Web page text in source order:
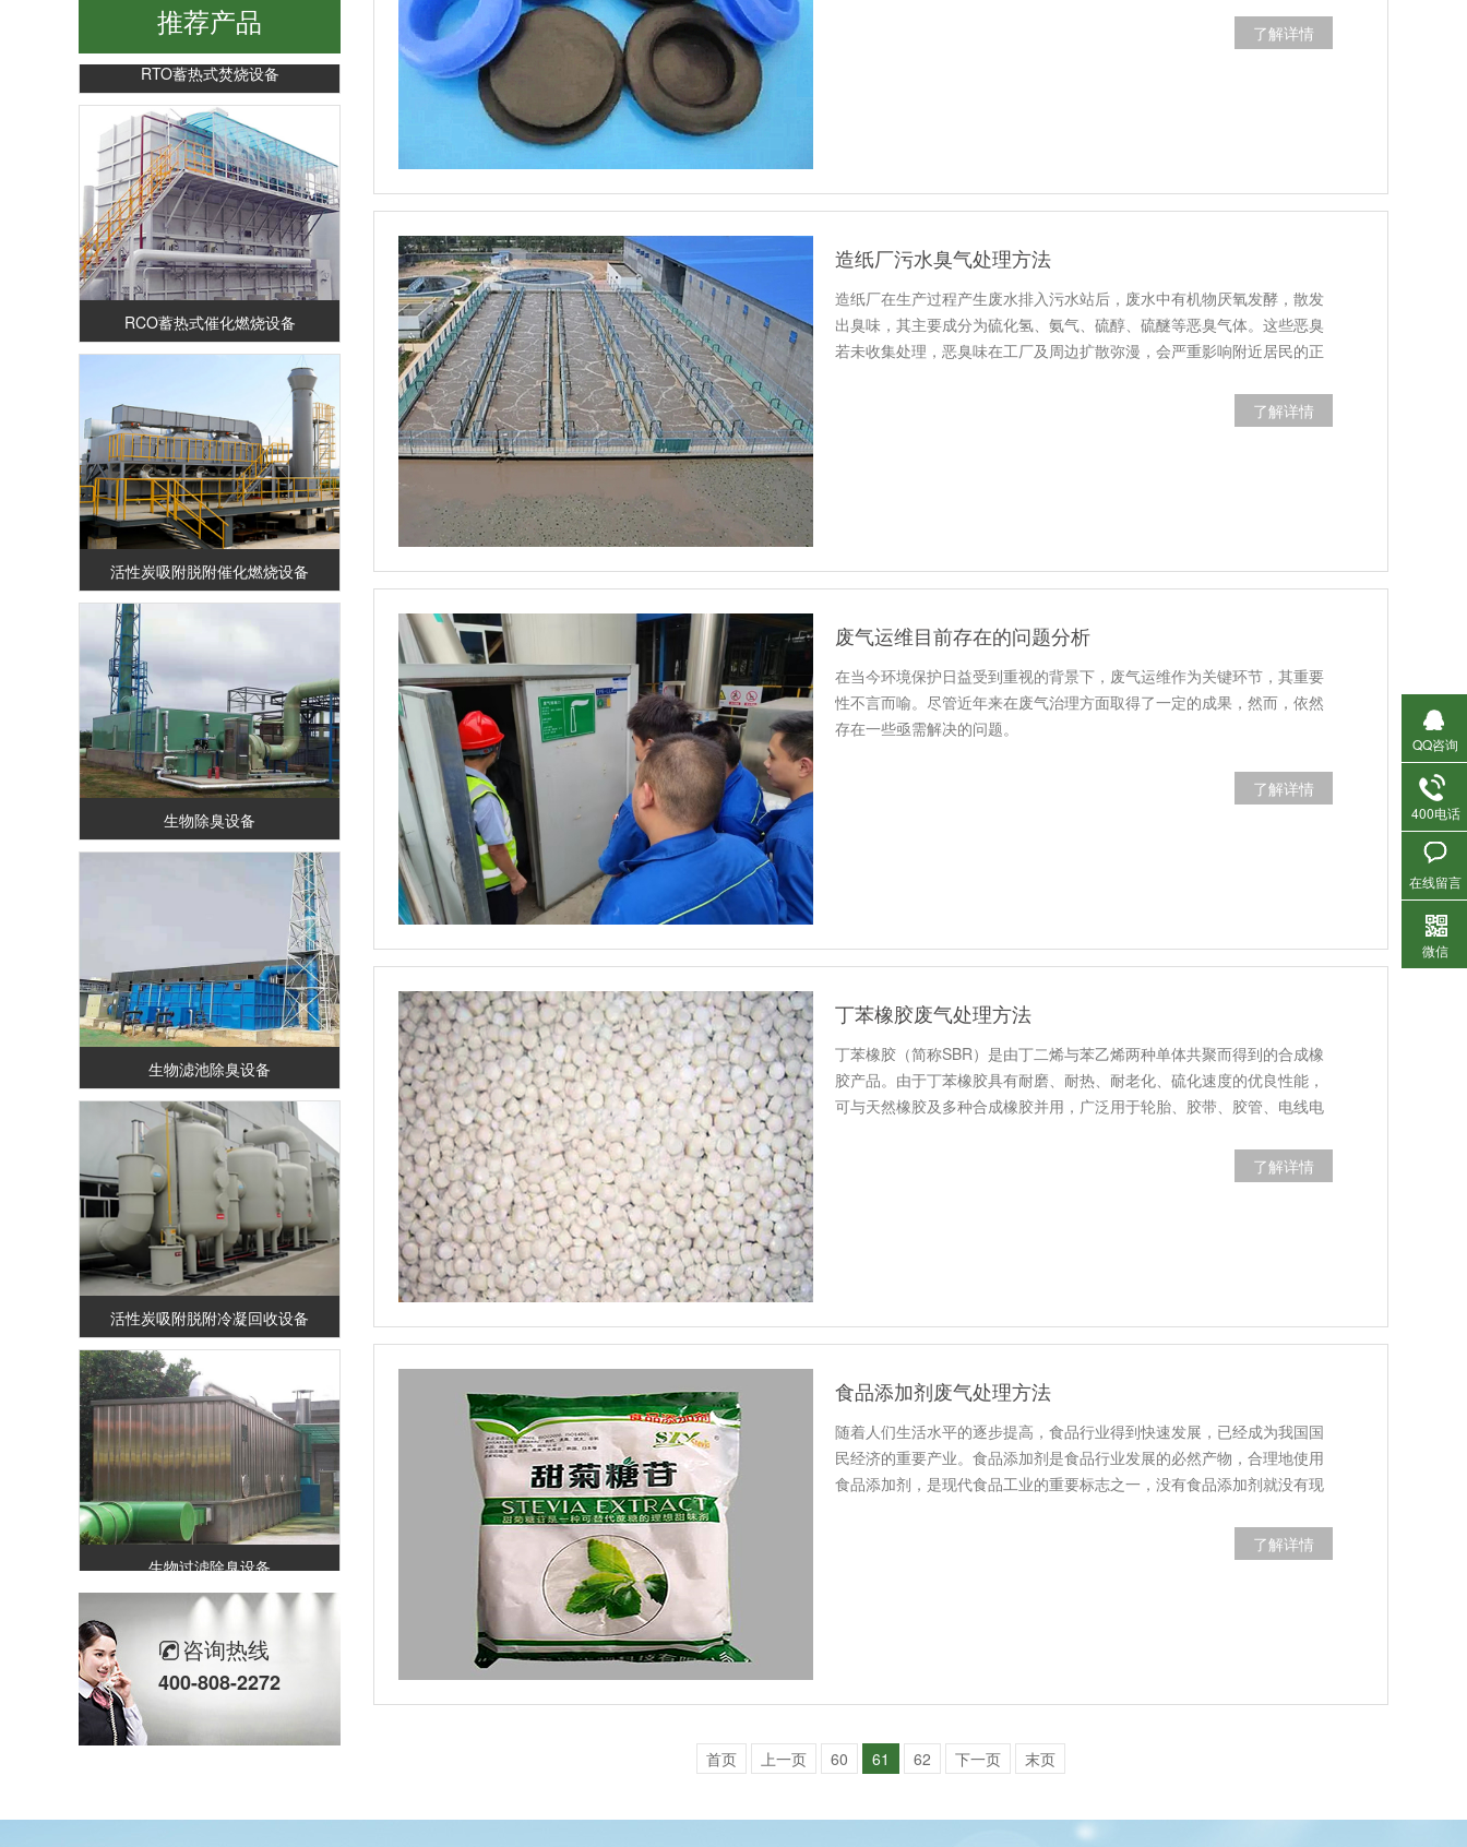
了解详情
造纸厂污水臭气处理方法
造纸厂在生产过程产生废水排入污水站后，废水中有机物厌氧发酵，散发
出臭味，其主要成分为硫化氢、氨气、硫醇、硫醚等恶臭气体。这些恶臭
若未收集处理，恶臭味在工厂及周边扩散弥漫，会严重影响附近居民的正
了解详情
废气运维目前存在的问题分析
在当今环境保护日益受到重视的背景下，废气运维作为关键环节，其重要
性不言而喻。尽管近年来在废气治理方面取得了一定的成果，然而，依然
存在一些亟需解决的问题。
了解详情
丁苯橡胶废气处理方法
丁苯橡胶（简称SBR）是由丁二烯与苯乙烯两种单体共聚而得到的合成橡
胶产品。由于丁苯橡胶具有耐磨、耐热、耐老化、硫化速度的优良性能，
可与天然橡胶及多种合成橡胶并用，广泛用于轮胎、胶带、胶管、电线电
了解详情
食品添加剂废气处理方法
随着人们生活水平的逐步提高，食品行业得到快速发展，已经成为我国国
民经济的重要产业。食品添加剂是食品行业发展的必然产物，合理地使用
食品添加剂，是现代食品工业的重要标志之一，没有食品添加剂就没有现
了解详情
首页 上一页 60 61 62 下一页 末页
推荐产品
RTO蓄热式焚烧设备
RCO蓄热式催化燃烧设备
活性炭吸附脱附催化燃烧设备
生物除臭设备
生物滤池除臭设备
活性炭吸附脱附冷凝回收设备
生物过滤除臭设备
咨询热线
400-808-2272
QQ咨询
400电话
在线留言
微信